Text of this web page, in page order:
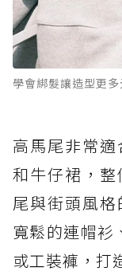
學會綁髮讓造型更
高馬尾非常
和牛仔裙，
尾與街頭風
寬鬆的連帽
或工裝褲，打